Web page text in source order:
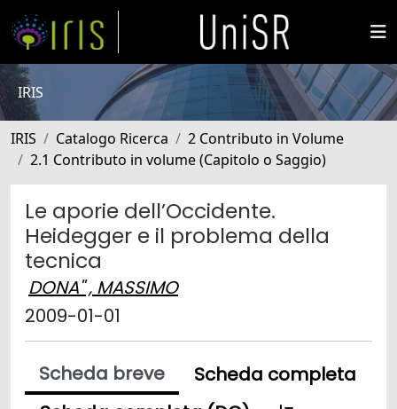
IRIS
IRIS Catalogo Ricerca
2 Contributo in Volume
2.1 Contributo in volume (Capitolo o Saggio)
Le aporie dell’Occidente.
Heidegger e il problema della
tecnica
DONA'' , MASSIMO
2009-01-01
Scheda breve
Scheda completa